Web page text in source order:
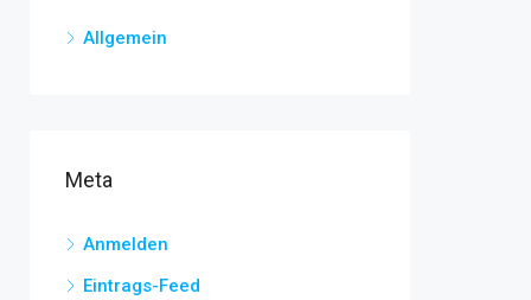
Allgemein
Meta
Anmelden
Eintrags-Feed